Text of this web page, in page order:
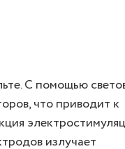
С помощью
что приводит к
излучает